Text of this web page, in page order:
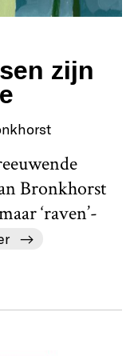
zijn
Bronkhorst
‘raven’-